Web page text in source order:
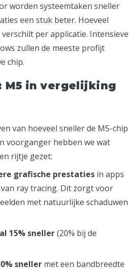
worden systeemtaken sneller
een stuk beter. Hoeveel
per applicatie. Intensieve
zullen de meeste profijt
chip.
M5 in vergelijking
van hoeveel sneller de M5-chip
voorganger hebben we wat
rijtje gezet:
grafische prestaties in apps
ray tracing. Dit zorgt voor
met natuurlijke schaduwen
15% sneller(20% bij de
sneller met een bandbreedte